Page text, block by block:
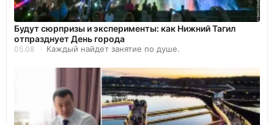
Будут сюрпризы и эксперименты: как Нижний Тагил
отпразднует День города
05.08 Каждый найдет занятие по душе.